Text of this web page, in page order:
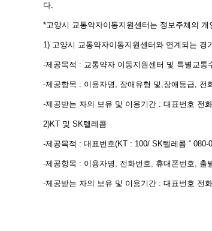
다.
*고양시 교통약자이동지원센터는 정보주체의
1) 고양시 교통약자이동지원센터와 연계되는 경
-제공목적 : 교통약자 이동지원센터 및 특별교
-제공항목 : 이용자명, 장애유형 및,장애등급, 전
-제공받는 자의 보유 및 이용기간 : 대표번호 전
2)KT 및 SK텔레콤
-제공목적 : 대표번호(KT : 100/ SK텔레콤 “
-제공항목 : 이용자명, 전화번호, 휴대폰번호, 출
-제공받는 자의 보유 및 이용기간 : 대표번호 전